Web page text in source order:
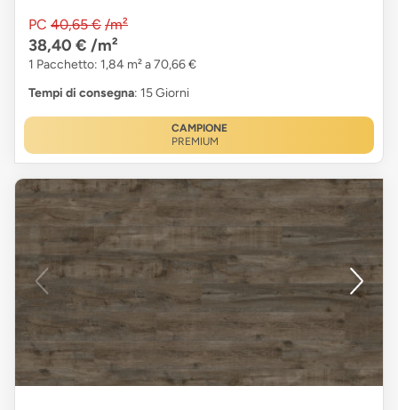
PC 40,65 € /m²
38,40 € /m²
1 Pacchetto: 1,84 m² a 70,66 €
Tempi di consegna: 15 Giorni
CAMPIONE
PREMIUM